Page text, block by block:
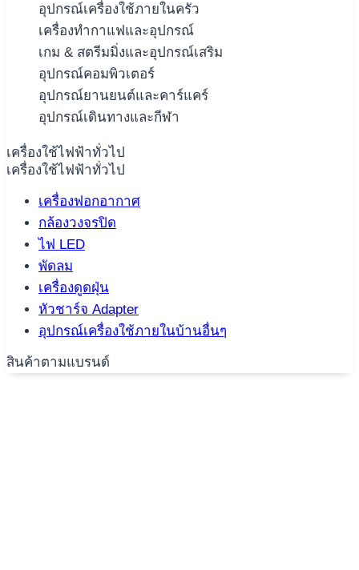
อุปกรณ์เครื่องใช้ภายในครัว
เครื่องทำกาแฟและอุปกรณ์
เกม & สตรีมมิ่งและอุปกรณ์เสริม
อุปกรณ์คอมพิวเตอร์
อุปกรณ์ยานยนต์และคาร์แคร์
อุปกรณ์เดินทางและกีฬา
เครื่องใช้ไฟฟ้าทั่วไป
เครื่องใช้ไฟฟ้าทั่วไป
เครื่องฟอกอากาศ
กล้องวงจรปิด
ไฟ LED
พัดลม
เครื่องดูดฝุ่น
หัวชาร์จ Adapter
อุปกรณ์เครื่องใช้ภายในบ้านอื่นๆ
สินค้าตามแบรนด์